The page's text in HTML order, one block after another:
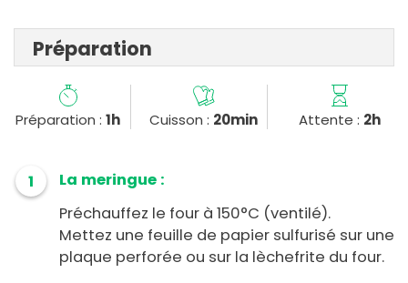
Préparation
Préparation :1h Cuisson : 20min Attente : 2h
1
La meringue :
Préchauffez le four à 150°C (ventilé).
Mettez une feuille de papier sulfurisé sur une
plaque perforée ou sur la lèchefrite du four.